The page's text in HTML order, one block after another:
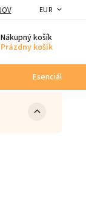
EUR
Nákupný košík
Prázdny košík
Esenciálne